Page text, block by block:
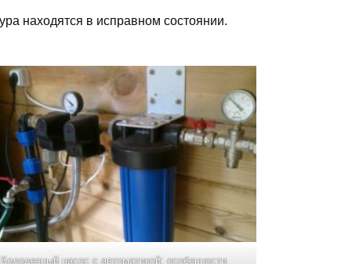
находятся в исправном состоянии.
Колодезный насос с автоматикой: особенности